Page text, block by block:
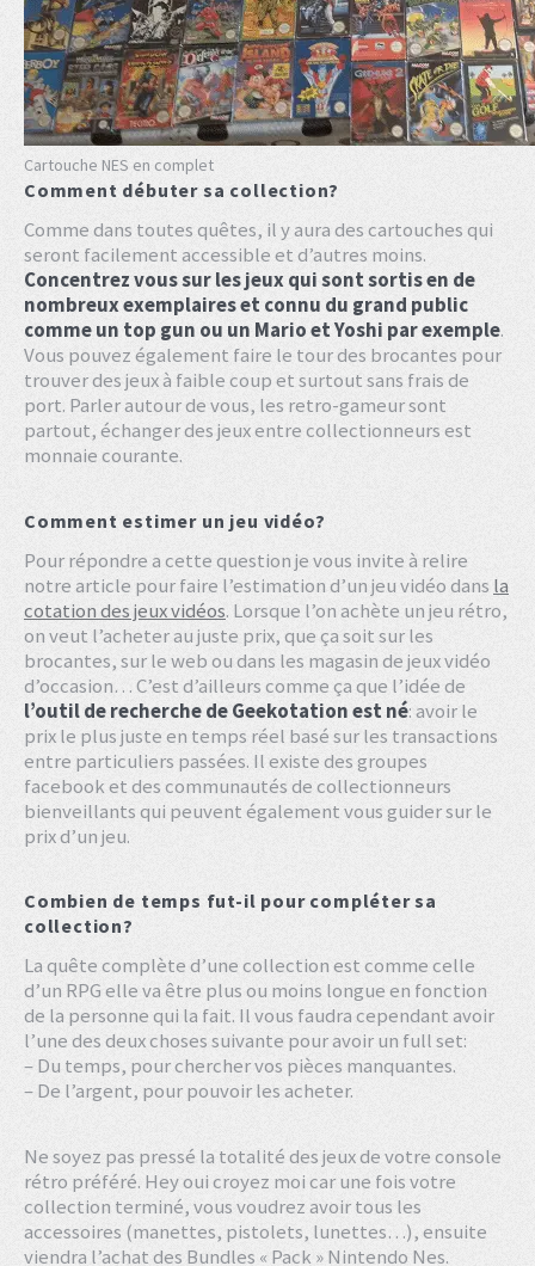
Cartouche NES en complet
Comment débuter sa collection?
Comme dans toutes quêtes, il y aura des cartouches qui
seront facilement accessible et d’autres moins.
Concentrez vous sur les jeux qui sont sortis en de
nombreux exemplaires et connu du grand public
comme un top gun ou un Mario et Yoshi par exemple.
Vous pouvez également faire le tour des brocantes pour
trouver des jeux à faible coup et surtout sans frais de
port. Parler autour de vous, les retro-gameur sont
partout, échanger des jeux entre collectionneurs est
monnaie courante.
Comment estimer un jeu vidéo?
Pour répondre a cette question je vous invite à relire
notre article pour faire l’estimation d’un jeu vidéo dans la
cotation des jeux vidéos. Lorsque l’on achète un jeu rétro,
on veut l’acheter au juste prix, que ça soit sur les
brocantes, sur le web ou dans les magasin de jeux vidéo
d’occasion… C’est d’ailleurs comme ça que l’idée de
l’outil de recherche de Geekotation est né: avoir le
prix le plus juste en temps réel basé sur les transactions
entre particuliers passées. Il existe des groupes
facebook et des communautés de collectionneurs
bienveillants qui peuvent également vous guider sur le
prix d’un jeu.
Combien de temps fut-il pour compléter sa
collection?
La quête complète d’une collection est comme celle
d’un RPG elle va être plus ou moins longue en fonction
de la personne qui la fait. Il vous faudra cependant avoir
l’une des deux choses suivante pour avoir un full set:
– Du temps, pour chercher vos pièces manquantes.
– De l’argent, pour pouvoir les acheter.
Ne soyez pas pressé la totalité des jeux de votre console
rétro préféré. Hey oui croyez moi car une fois votre
collection terminé, vous voudrez avoir tous les
accessoires (manettes, pistolets, lunettes…), ensuite
viendra l’achat des Bundles « Pack » Nintendo Nes.